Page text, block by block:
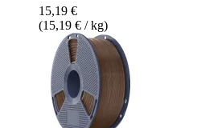
15,19 €
(15,19 € / kg)